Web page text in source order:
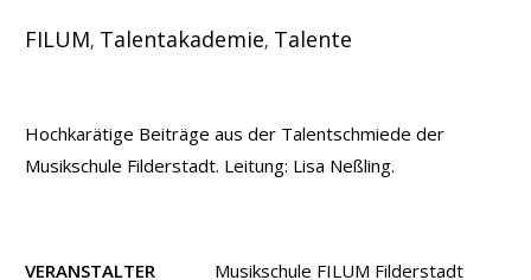
FILUM, Talentakademie, Talente
Hochkarätige Beiträge aus der Talentschmiede der
Musikschule Filderstadt. Leitung: Lisa Neßling.
VERANSTALTER Musikschule FILUM Filderstadt